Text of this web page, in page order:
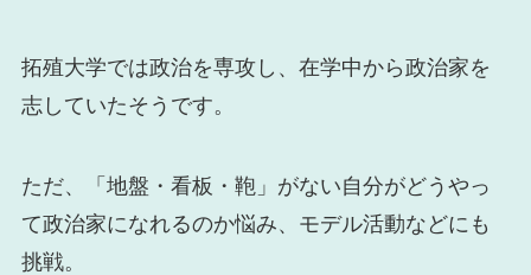
拓殖大学では政治を専攻し、在学中から政治家を
志していたそうです。
ただ、「地盤・看板・鞄」がない自分がどうやっ
て政治家になれるのか悩み、モデル活動などにも
挑戦。